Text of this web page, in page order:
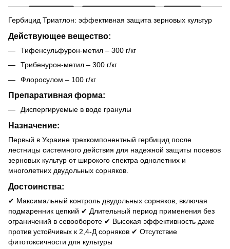
Гербицид Триатлон: эффективная защита зерновых культур
Действующее вещество:
Тифенсульфурон-метил – 300 г/кг
Трибенурон-метил – 300 г/кг
Флоросулом – 100 г/кг
Препаративная форма:
Диспергируемые в воде гранулы
Назначение:
Первый в Украине трехкомпонентный гербицид после
лестницы системного действия для надежной защиты посевов
зерновых культур от широкого спектра однолетних и
многолетних двудольных сорняков.
Достоинства:
✔ Максимальный контроль двудольных сорняков, включая
подмаренник цепкий ✔ Длительный период применения без
ограничений в севообороте ✔ Высокая эффективность даже
против устойчивых к 2,4-Д сорняков ✔ Отсутствие
фитотоксичности для культуры